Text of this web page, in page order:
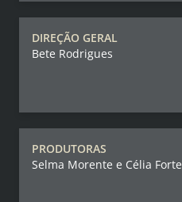
DIREÇÃO GERAL
Bete Rodrigues
PRODUTORAS
Selma Morente e Célia Forte